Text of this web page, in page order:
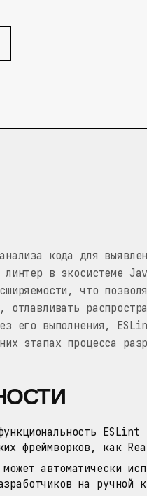
кода для
в экосистеме
что
отлавливать
его выполнения,
этапах процесса
ESLint
фреймворков, как
автоматически
на ручной